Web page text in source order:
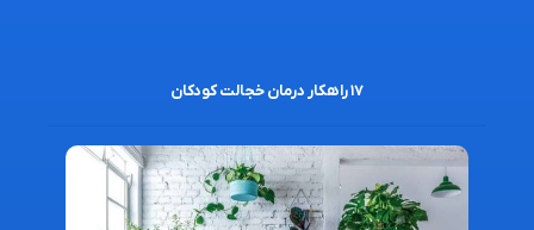
۱۷ راهکار درمان خجالت کودکان